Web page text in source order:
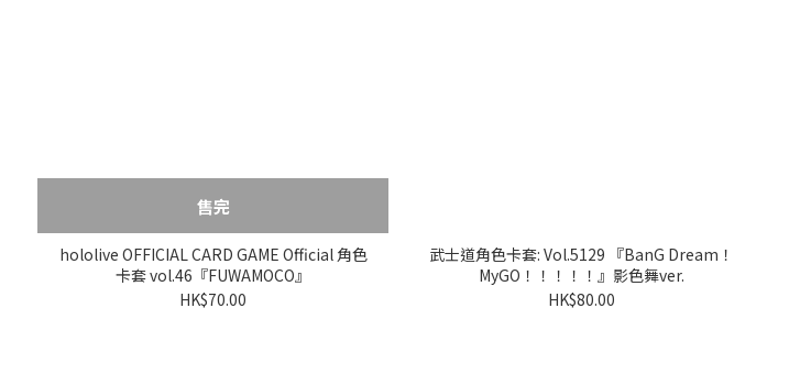
售完
hololive OFFICIAL CARD GAME Official 角色
卡套 vol.46『FUWAMOCO』
HK$70.00
武士道角色卡套: Vol.5129 『BanG Dream！
MyGO！！！！！』影色舞ver.
HK$80.00